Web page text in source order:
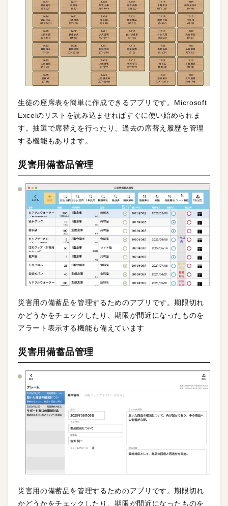
生徒の座席表を簡単に作成できるアプリです。Microsoft
Excelのリストを読み込ませればすぐに使い始められま
す。抽選で席替えを行ったり、過去の席替え履歴を管理
する機能もあります。
災害用備蓄品管理
災害用の備蓄品を管理するためのアプリです。期限切れ
かどうかをチェックしたり、期限が間近になったものを
アラート表示する機能も備えています
災害用備蓄品管理
災害用の備蓄品を管理するためのアプリです。期限切れ
かどうかをチェックしたり、期限が間近になったものを